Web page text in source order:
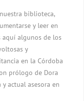
biblioteca,
y leer en
aquí algunos de los
y
en la Córdoba
prólogo de Dora
actual asesora en